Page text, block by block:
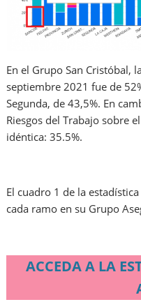
En el Grupo San Cristóbal,
septiembre 2021 fue de
Segunda, de 43,5%. En
Riesgos del Trabajo sobre
idéntica: 35.5%.
El cuadro 1 de la
cada ramo en su Grupo
ACCEDA A LA